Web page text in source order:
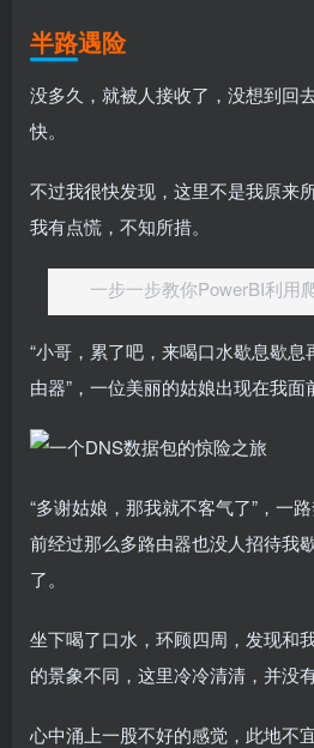
半路遇险
没多久，就被人接收了，没想到回
快。
不过我很快发现，这里不是我原来
我有点慌，不知所措。
一步一步教你PowerBI利用
“小哥，累了吧，来喝口水歇息歇
由器”，一位美丽的姑娘出现在我面
“多谢姑娘，那我就不客气了”，一
前经过那么多路由器也没人招待我
了。
坐下喝了口水，环顾四周，发现和
的景象不同，这里冷冷清清，并没
心中涌上一股不好的感觉，此地不